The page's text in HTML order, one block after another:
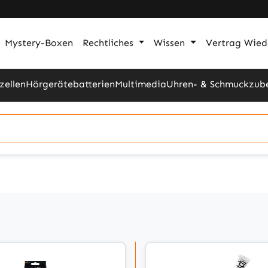
Mystery-Boxen Rechtliches Wissen Vertrag
HörgerätebatterienMultimediaUhren- &